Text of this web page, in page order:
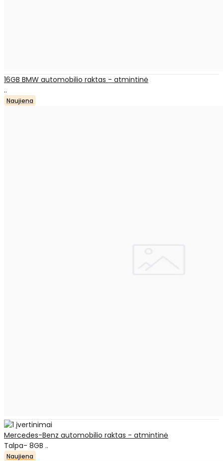
16GB BMW automobilio raktas - atmintinė
..
Naujiena
Mercedes-Benz automobilio raktas - atmintinė
Talpa- 8GB ..
Naujiena